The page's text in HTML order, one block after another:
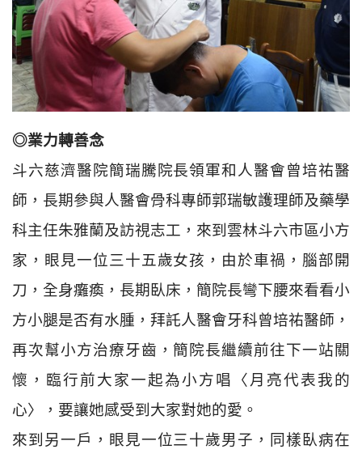
◎業力轉善念
斗六慈濟醫院簡瑞騰院長領軍和人醫會曾培祐醫
師，長期參與人醫會骨科專師郭瑞敏護理師及藥學
科主任朱雅蘭及訪視志工，來到雲林斗六市區小方
家，眼見一位三十五歲女孩，由於車禍，腦部開
刀，全身癱瘓，長期臥床，簡院長彎下腰來看看小
方小腿是否有水腫，拜託人醫會牙科曾培祐醫師，
再次幫小方治療牙齒，簡院長繼續前往下一站關
懷，臨行前大家一起為小方唱〈月亮代表我的
心〉，要讓她感受到大家對她的愛。
來到另一戶，眼見一位三十歲男子，同樣臥病在